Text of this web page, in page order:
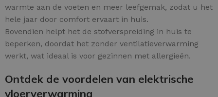
warmte aan de voeten en meer leefgemak, zodat u het
hele jaar door comfort ervaart in huis.
Bovendien helpt het de stofverspreiding in huis te
beperken, doordat het zonder ventilatieverwarming
werkt, wat ideaal is voor gezinnen met allergieën.
Ontdek de voordelen van elektrische
vloerverwarming